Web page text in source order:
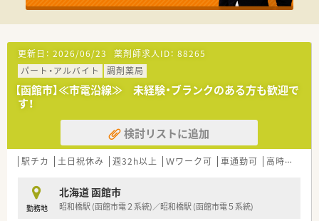
更新日： 2026/06/23 薬剤師求人ID： 88265
パート・アルバイト
調剤薬局
【函館市】≪市電沿線≫ 未経験・ブランクのある方も歓迎で
す！
検討リストに追加
駅チカ 土日祝休み 週32h以上 Ｗワーク可 車通勤可 高時給(2,500円以上)
勤務地
北海道 函館市
昭和橋駅 (函館市電２系統)／昭和橋駅 (函館市電５系統)